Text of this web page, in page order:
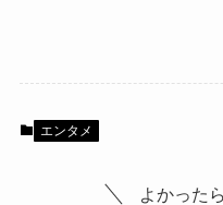
エンタメ
よかった